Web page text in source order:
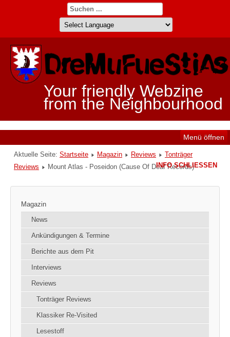
Your friendly Webzine
from the Neighbourhood
Menü öffnen
Aktuelle Seite: Startseite Magazin Reviews
Tonträger
Reviews
Mount Atlas - Poseidon (Cause Of Deaf Records)
Magazin
News
Ankündigungen & Termine
Berichte aus dem Pit
Interviews
Reviews
Tonträger Reviews
Klassiker Re-Visited
Lesestoff
INFO SCHLIESSEN